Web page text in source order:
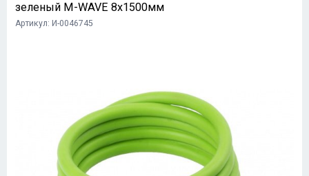
зеленый M-WAVE 8х1500мм
Артикул: И-0046745